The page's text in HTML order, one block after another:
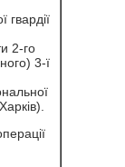
гвардії
2-го
3-ї